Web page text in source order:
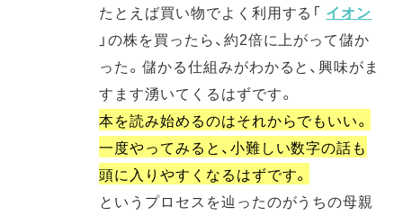
たとえば買い物でよく利用する「 イオン
」の株を買ったら、約2倍に上がって儲か
った。儲かる仕組みがわかると、興味がま
すます湧いてくるはずです。
本を読み始めるのはそれからでもいい。
一度やってみると、小難しい数字の話も
頭に入りやすくなるはずです。
というプロセスを辿ったのがうちの母親